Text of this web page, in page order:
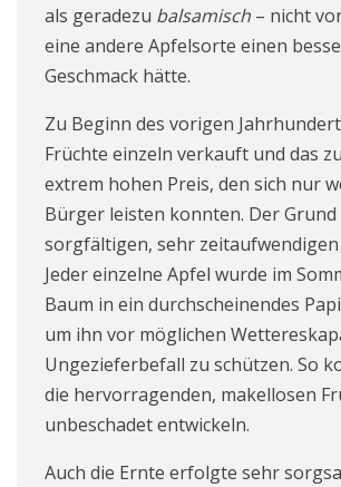
als geradezu balsamisch – nicht
eine andere Apfelsorte einen
Geschmack hätte.
Zu Beginn des vorigen
Früchte einzeln verkauft und das
extrem hohen Preis, den sich nur
Bürger leisten konnten. Der
sorgfältigen, sehr zeitaufwendigen
Jeder einzelne Apfel wurde im
Baum in ein durchscheinendes
um ihn vor möglichen
Ungezieferbefall zu schützen. So
die hervorragenden, makellosen
unbeschadet entwickeln.
Auch die Ernte erfolgte sehr